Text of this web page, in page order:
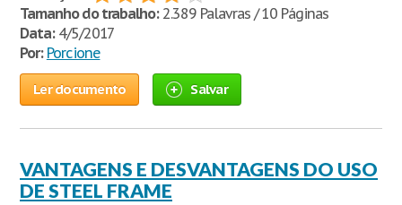
Tamanho do trabalho:2.389 Palavras / 10 Páginas
Data:4/5/2017
Por: Porcione
Ler documento Salvar
VANTAGENS E DESVANTAGENS DO USO
DE STEEL FRAME